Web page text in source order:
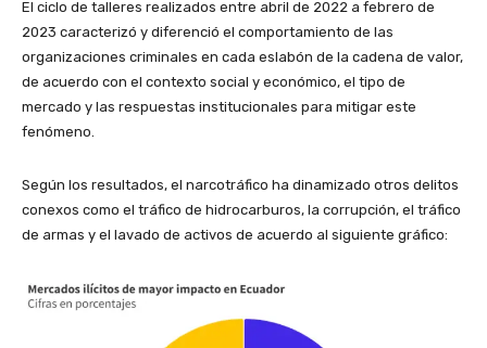
El ciclo de talleres realizados entre abril de 2022 a febrero de
2023 caracterizó y diferenció el comportamiento de las
organizaciones criminales en cada eslabón de la cadena de valor,
de acuerdo con el contexto social y económico, el tipo de
mercado y las respuestas institucionales para mitigar este
fenómeno.
Según los resultados, el narcotráfico ha dinamizado otros delitos
conexos como el tráfico de hidrocarburos, la corrupción, el tráfico
de armas y el lavado de activos de acuerdo al siguiente gráfico: